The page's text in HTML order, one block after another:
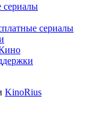
сериалы
сериалы
KinoRius